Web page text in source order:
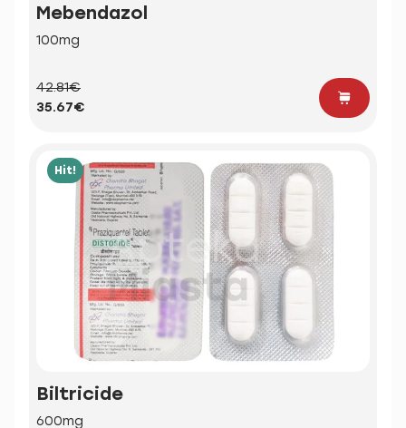
Mebendazol
100mg
42.81€
35.67€
Hit!
Biltricide
600mg